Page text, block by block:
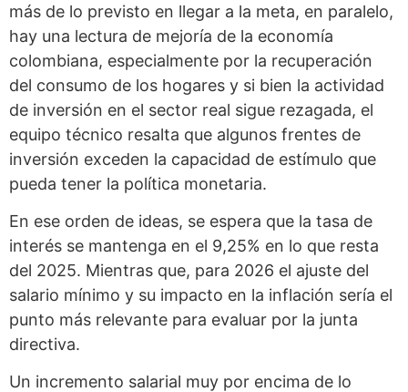
más de lo previsto en llegar a la meta, en paralelo,
hay una lectura de mejoría de la economía
colombiana, especialmente por la recuperación
del consumo de los hogares y si bien la actividad
de inversión en el sector real sigue rezagada, el
equipo técnico resalta que algunos frentes de
inversión exceden la capacidad de estímulo que
pueda tener la política monetaria.
En ese orden de ideas, se espera que la tasa de
interés se mantenga en el 9,25% en lo que resta
del 2025. Mientras que, para 2026 el ajuste del
salario mínimo y su impacto en la inflación sería el
punto más relevante para evaluar por la junta
directiva.
Un incremento salarial muy por encima de lo